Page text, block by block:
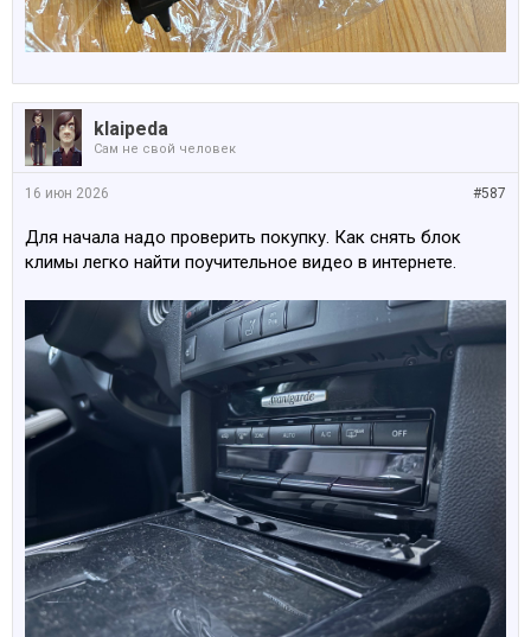
klaipeda
Сам не свой человек
#587
16 июн 2026
Для начала надо проверить покупку. Как снять блок
климы легко найти поучительное видео в интернете.